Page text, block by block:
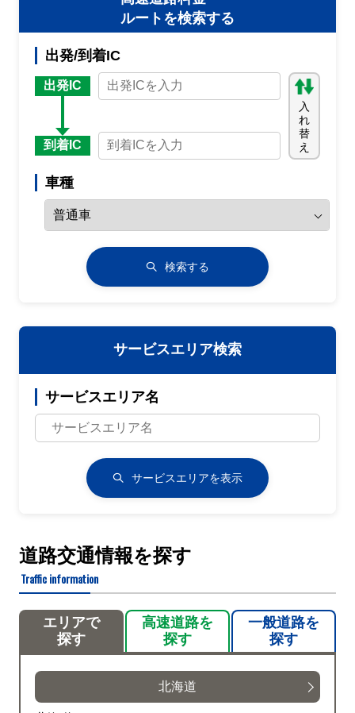
ルートを検索する
出発/到着IC
出発IC
到着IC
入
れ
替
え
車種
検索する
サービスエリア検索
サービスエリア名
サービスエリアを表示
道路交通情報を探す
Traffic information
エリアで
探す
高速道路を
探す
一般道路を
探す
北海道